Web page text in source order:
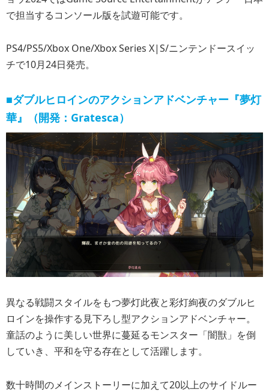
で担当するコンソール版を試遊可能です。
PS4/PS5/Xbox One/Xbox Series X|S/ニンテンドースイッ
チで10月24日発売。
■ダブルヒロインのアクションアドベンチャー『夢灯
華』（開発：Gratesca）
異なる戦闘スタイルをもつ夢灯此夜と彩灯絢夜のダブルヒ
ロインを操作する見下ろし型アクションアドベンチャー。
童話のように美しい世界に蔓延るモンスター「闇獣」を倒
していき、平和を守る存在として活躍します。
数十時間のメインストーリーに加えて20以上のサイドルー